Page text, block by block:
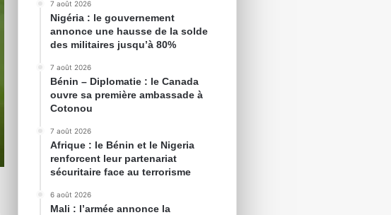
7 août 2026
Nigéria : le gouvernement
annonce une hausse de la solde
des militaires jusqu’à 80%
7 août 2026
Bénin – Diplomatie : le Canada
ouvre sa première ambassade à
Cotonou
7 août 2026
Afrique : le Bénin et le Nigeria
renforcent leur partenariat
sécuritaire face au terrorisme
6 août 2026
Mali : l’armée annonce la